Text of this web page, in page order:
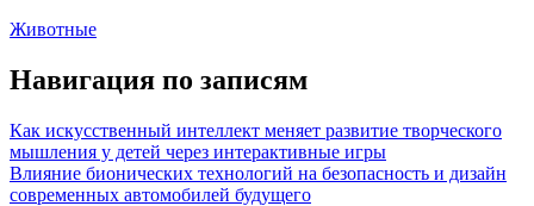
Животные
Навигация по записям
Как искусственный интеллект меняет развитие творческого
мышления у детей через интерактивные игры
Влияние бионических технологий на безопасность и дизайн
современных автомобилей будущего